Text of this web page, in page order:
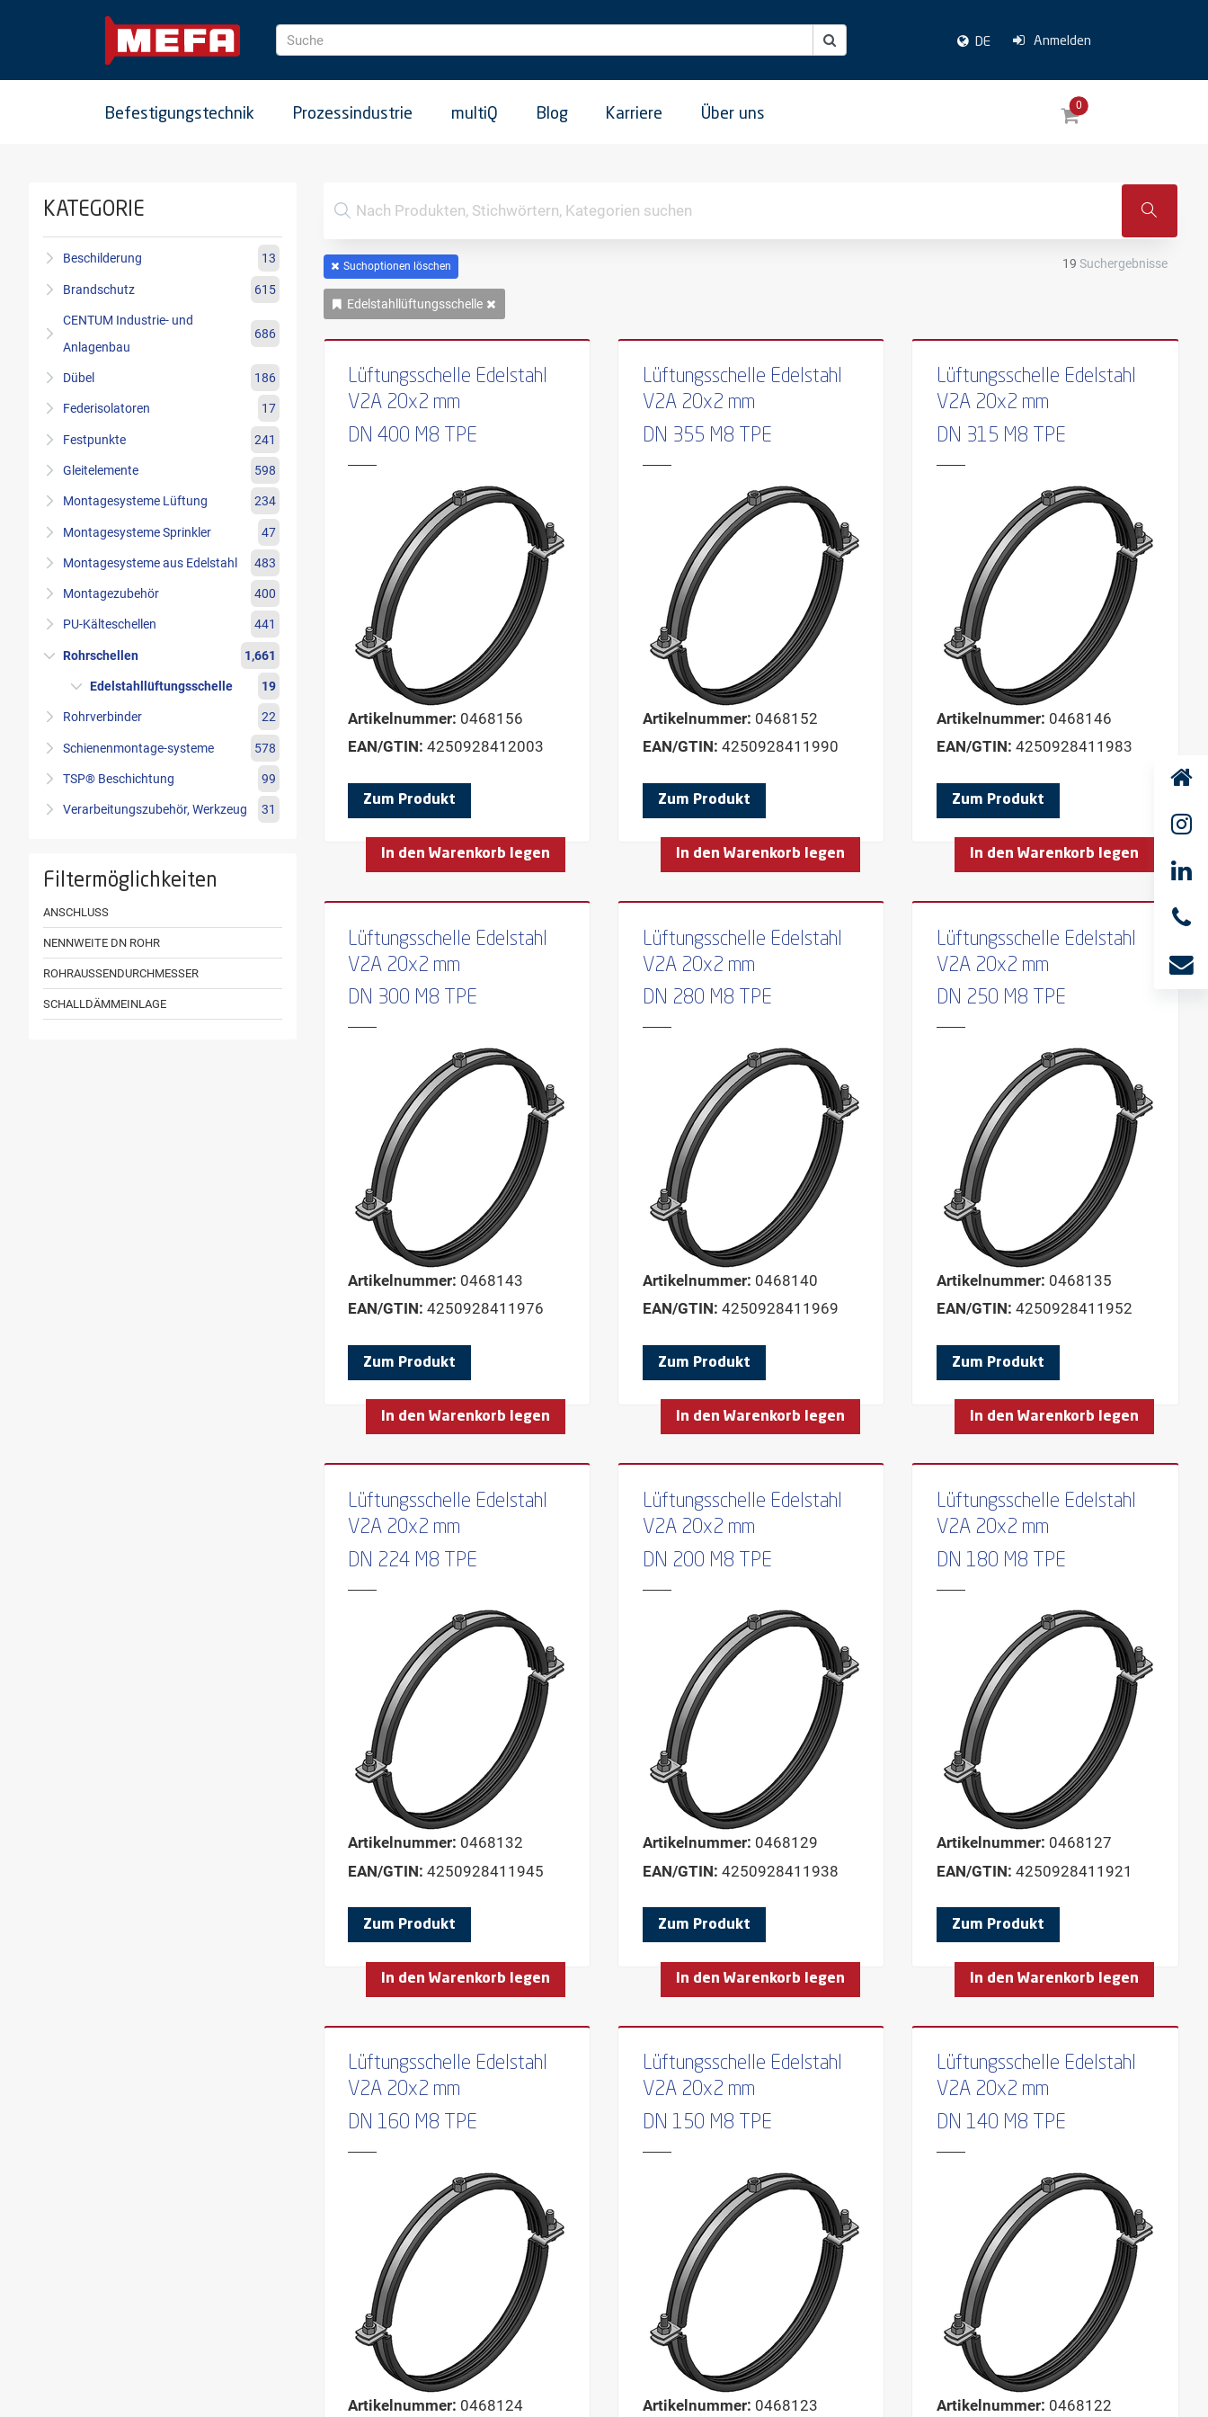
Suche DE Anmelden
0
Befestigungstechnik Prozessindustrie multiQ Blog Karriere Über uns
KATEGORIE
Beschilderung 13
Brandschutz 615
CENTUM Industrie- und
Anlagenbau
686
Dübel 186
Federisolatoren 17
Festpunkte 241
Gleitelemente 598
Montagesysteme Lüftung 234
Montagesysteme Sprinkler 47
Montagesysteme aus Edelstahl 483
Montagezubehör 400
PU-Kälteschellen 441
Rohrschellen 1,661
Edelstahllüftungsschelle 19
Rohrverbinder 22
Schienenmontage-systeme 578
TSP® Beschichtung 99
Verarbeitungszubehör, Werkzeug 31
Filtermöglichkeiten
ANSCHLUSS
NENNWEITE DN ROHR
ROHRAUSSENDURCHMESSER
SCHALLDÄMMEINLAGE
Suchoptionen löschen
Edelstahllüftungsschelle
19 Suchergebnisse
Lüftungsschelle Edelstahl
V2A 20x2 mm
DN 400 M8 TPE
Artikelnummer: 0468156
EAN/GTIN: 4250928412003
Zum Produkt
In den Warenkorb legen
Lüftungsschelle Edelstahl
V2A 20x2 mm
DN 355 M8 TPE
Artikelnummer: 0468152
EAN/GTIN: 4250928411990
Zum Produkt
In den Warenkorb legen
Lüftungsschelle Edelstahl
V2A 20x2 mm
DN 315 M8 TPE
Artikelnummer: 0468146
EAN/GTIN: 4250928411983
Zum Produkt
In den Warenkorb legen
Lüftungsschelle Edelstahl
V2A 20x2 mm
DN 300 M8 TPE
Artikelnummer: 0468143
EAN/GTIN: 4250928411976
Zum Produkt
In den Warenkorb legen
Lüftungsschelle Edelstahl
V2A 20x2 mm
DN 280 M8 TPE
Artikelnummer: 0468140
EAN/GTIN: 4250928411969
Zum Produkt
In den Warenkorb legen
Lüftungsschelle Edelstahl
V2A 20x2 mm
DN 250 M8 TPE
Artikelnummer: 0468135
EAN/GTIN: 4250928411952
Zum Produkt
In den Warenkorb legen
Lüftungsschelle Edelstahl
V2A 20x2 mm
DN 224 M8 TPE
Artikelnummer: 0468132
EAN/GTIN: 4250928411945
Zum Produkt
In den Warenkorb legen
Lüftungsschelle Edelstahl
V2A 20x2 mm
DN 200 M8 TPE
Artikelnummer: 0468129
EAN/GTIN: 4250928411938
Zum Produkt
In den Warenkorb legen
Lüftungsschelle Edelstahl
V2A 20x2 mm
DN 180 M8 TPE
Artikelnummer: 0468127
EAN/GTIN: 4250928411921
Zum Produkt
In den Warenkorb legen
Lüftungsschelle Edelstahl
V2A 20x2 mm
DN 160 M8 TPE
Artikelnummer: 0468124
Lüftungsschelle Edelstahl
V2A 20x2 mm
DN 150 M8 TPE
Artikelnummer: 0468123
Lüftungsschelle Edelstahl
V2A 20x2 mm
DN 140 M8 TPE
Artikelnummer: 0468122